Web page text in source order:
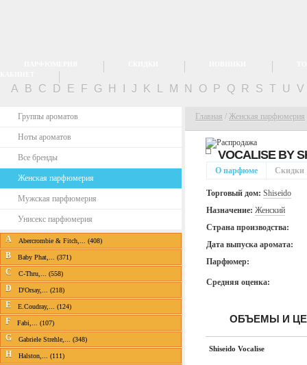
A B C D E F G H J K M N O P Q R S T U V
Группы ароматов
Ноты ароматов
Все бренды
Женская парфюмерия
Мужская парфюмерия
Унисекс парфюмерия
A Abercrombie & Fitch,... (408)
B Baby Phat,... (371)
C C-Thru,... (558)
D D'Orsay,... (218)
E E.Coudray,... (124)
F Fabi,... (107)
G Gabriele Strehle,... (348)
H Halston,... (111)
Главная / Женская парфюмерия
VOCALISE BY
О парфюме
Торговый дом: Shiseido
Назначение: Женский
Страна производства:
Дата выпуска аромата:
Парфюмер:
Средняя оценка:
Скидки
ОБЪЕМЫ И
Shiseido Vocalise